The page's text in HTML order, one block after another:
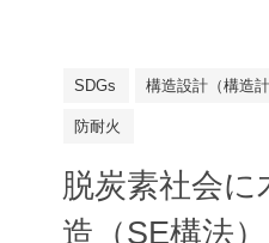
SDGs 構造設計（構造計
防耐火
脱炭素社会
造（SE構法